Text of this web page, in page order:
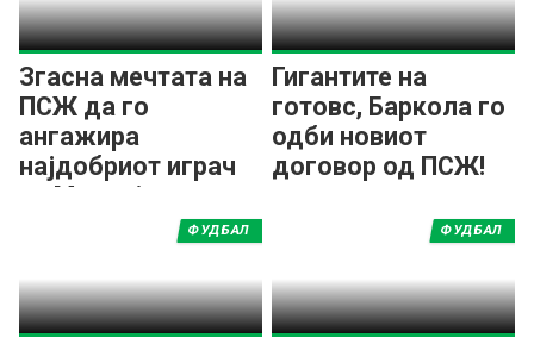
Згасна мечтата на
ПСЖ да го
ангажира
најдобриот играч
на Мундијалот
Гигантите на
готовс, Баркола го
одби новиот
договор од ПСЖ!
ФУДБАЛ ФУДБАЛ